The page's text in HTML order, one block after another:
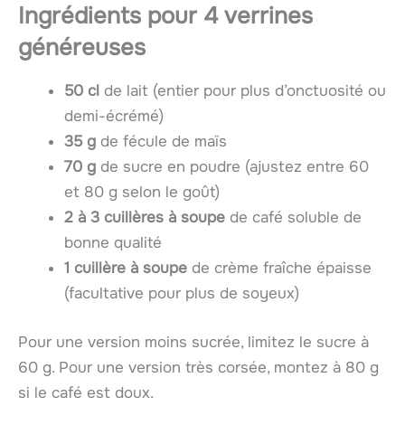
Ingrédients pour 4 verrines
généreuses
50 cl de lait (entier pour plus d’onctuosité ou
demi-écrémé)
35 g de fécule de maïs
70 g de sucre en poudre (ajustez entre 60
et 80 g selon le goût)
2 à 3 cuillères à soupe de café soluble de
bonne qualité
1 cuillère à soupe de crème fraîche épaisse
(facultative pour plus de soyeux)
Pour une version moins sucrée, limitez le sucre à
60 g. Pour une version très corsée, montez à 80 g
si le café est doux.